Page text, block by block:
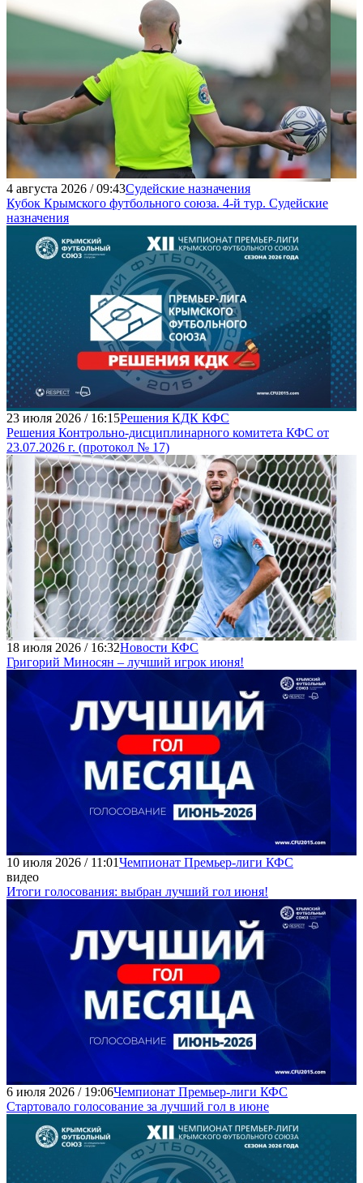
4 августа 2026 / 09:43Судейские назначения
Кубок Крымского футбольного союза. 4-й тур. Судейские
назначения
23 июля 2026 / 16:15Решения КДК КФС
Решения Контрольно-дисциплинарного комитета КФС от
23.07.2026 г. (протокол № 17)
18 июля 2026 / 16:32Новости КФС
Григорий Миносян – лучший игрок июня!
10 июля 2026 / 11:01Чемпионат Премьер-лиги КФС
видео
Итоги голосования: выбран лучший гол июня!
6 июля 2026 / 19:06Чемпионат Премьер-лиги КФС
Стартовало голосование за лучший гол в июне